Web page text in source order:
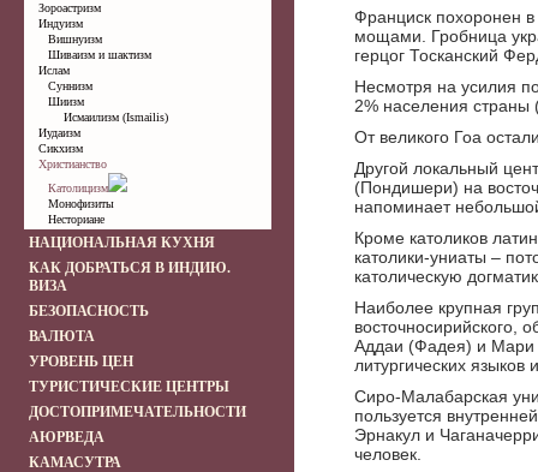
Зороастризм
Индуизм
Вишнуизм
Шиваизм и шактизм
Ислам
Суннизм
Шиизм
Исмаилизм (Ismailis)
Иудаизм
Сикхизм
Христианство
Католицизм
Монофизиты
Несториане
НАЦИОНАЛЬНАЯ КУХНЯ
КАК ДОБРАТЬСЯ В ИНДИЮ.
ВИЗА
БЕЗОПАСНОСТЬ
ВАЛЮТА
УРОВЕНЬ ЦЕН
ТУРИСТИЧЕСКИЕ ЦЕНТРЫ
ДОСТОПРИМЕЧАТЕЛЬНОСТИ
АЮРВЕДА
КАМАСУТРА
Франциск похоронен в
мощами. Гробница
герцог Тосканский
Несмотря на усилия
2% населения страны
От великого Гоа
Другой локальный
(Пондишери) на
напоминает
Кроме католиков
католики-униаты –
католическую
Наиболее крупная
восточносирийского,
Аддаи (Фадея) и Мари
литургических
Сиро-Малабарская
пользуется
Эрнакул и
человек.